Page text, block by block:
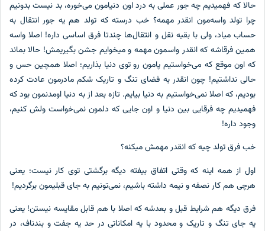
حالا که فهمیدیم چه جور عملی به درد اون دنیامون می‌خوره، بد نیست بدونیم
چرا تولد واسه‌مون انقدر مهمه؟ خب درسته که تولد هم یه جور انتقال به
حساب میاد، ولی با بقیه نقل و انتقال‌ها چندتا فرق اساسی داره! اصلا واسه
همین فرقاشه که انقدر واسمون مهمه و میخوایم جشن بگیریمش! حالا بماند
که اون موقع که می‌خواستیم پامون رو توی دنیا بذاریم؛ اصلا همچین حس و
حالی نداشتیم! چون انقدر به فضای تنگ و تاریک شکم مادرمون عادت کرده
بودیم، که اصلا نمی‌خواستیم به دنیا بیایم. تازه بعد از به دنیا اومدنمون بود که
فهمیدیم چه فرقایی بین دنیا و اون جایی که دلمون نمی‌خواست ولش کنیم،
وجود داره!
خب فرق تولد چیه که انقدر مهمش میکنه؟
اول از همه اینه که وقتی اتفاق بیفته دیگه برگشتی توی کار نیست؛ یعنی
هرچی هم کار نصفه و نیمه داشته باشیم، نمی‌تونیم به جای قبلیمون برگردیم!
فرق دیگه هم شرایط قبل و بعدشه که اصلا با هم قابل مقایسه نیستن! یعنی
یه جای تنگ و تاریک و محدود با یه امکاناتی در حد یه جفت و بندناف، در